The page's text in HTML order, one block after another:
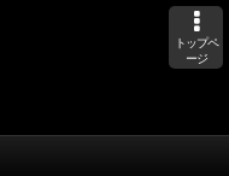
トップペ
ージ